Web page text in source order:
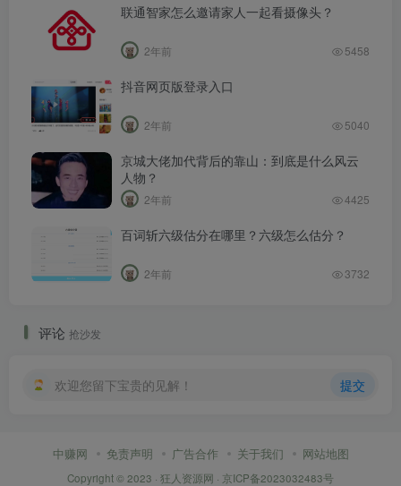
联通智家怎么邀请家人一起看摄像头？
2年前 5458
抖音网页版登录入口
2年前 5040
京城大佬加代背后的靠山：到底是什么风云
人物？
2年前 4425
百词斩六级估分在哪里？六级怎么估分？
2年前 3732
评论 抢沙发
欢迎您留下宝贵的见解！ 提交
中赚网 免责声明 广告合作 关于我们 网站地图
Copyright © 2023 · 狂人资源网 · 京ICP备2023032483号